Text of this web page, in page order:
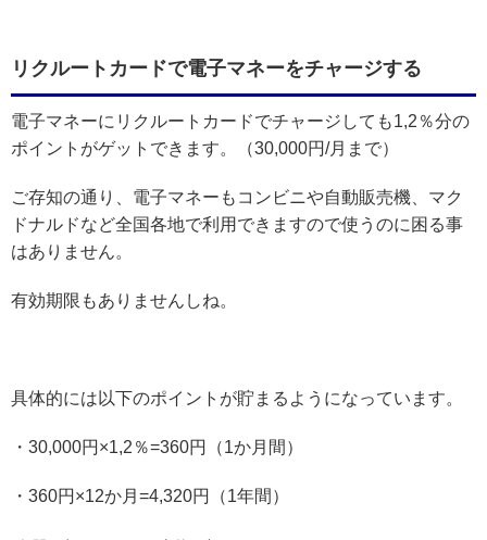
リクルートカードで電子マネーをチャージする
電子マネーにリクルートカードでチャージしても1,2％分の
ポイントがゲットできます。（30,000円/月まで）
ご存知の通り、電子マネーもコンビニや自動販売機、マク
ドナルドなど全国各地で利用できますので使うのに困る事
はありません。
有効期限もありませんしね。
具体的には以下のポイントが貯まるようになっています。
・30,000円×1,2％=360円（1か月間）
・360円×12か月=4,320円（1年間）